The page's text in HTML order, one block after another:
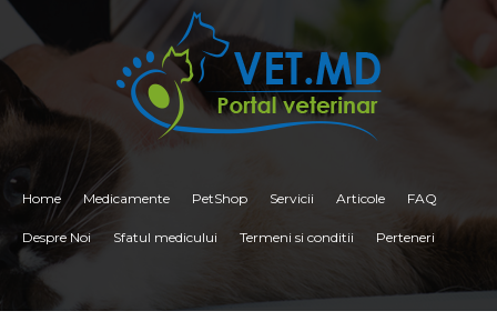
Home Medicamente PetShop Servicii Articole FAQ
Despre Noi Sfatul medicului Termeni si conditii Perteneri